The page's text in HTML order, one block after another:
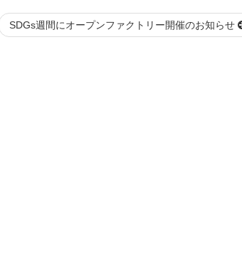
SDGs週間にオープンファクトリー開催のお知らせ